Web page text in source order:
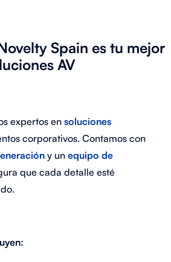
Spain es tu mejor
AV
expertos en soluciones
corporativos. Contamos con
y un equipo de
que cada detalle esté